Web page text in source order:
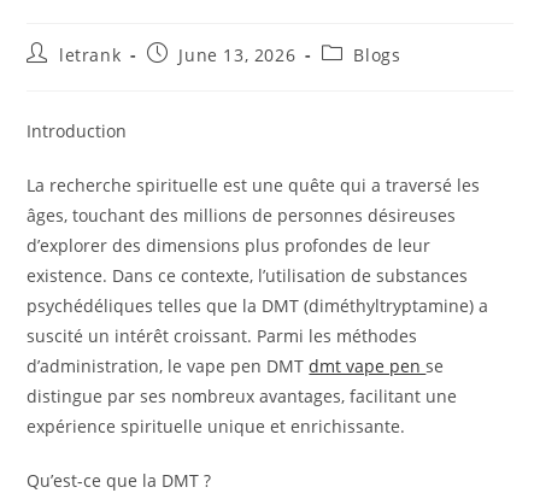
Postletrank
PostJune 13, 2026
PostBlogs
Introduction
La recherche spirituelle est une quête qui a traversé les
âges, touchant des millions de personnes désireuses
d’explorer des dimensions plus profondes de leur
existence. Dans ce contexte, l’utilisation de substances
psychédéliques telles que la DMT (diméthyltryptamine) a
suscité un intérêt croissant. Parmi les méthodes
d’administration, le vape pen DMTdmt vape pense
distingue par ses nombreux avantages, facilitant une
expérience spirituelle unique et enrichissante.
Qu’est-ce que la DMT ?